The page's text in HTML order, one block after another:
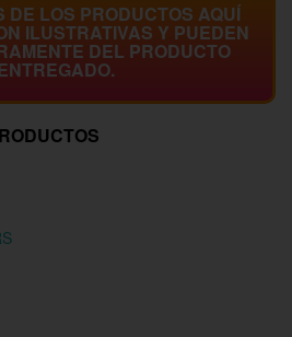
DE LOS PRODUCTOS AQUÍ
ILUSTRATIVAS Y PUEDEN
DEL PRODUCTO